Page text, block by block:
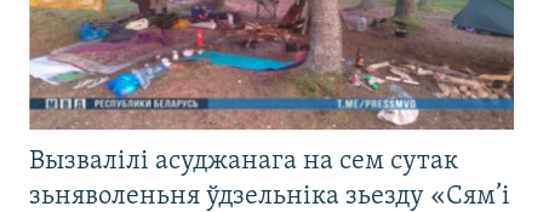
Вызвалілі асуджанага на сем сутак
зьняволеньня ўдзельніка зьезду «Сям’і